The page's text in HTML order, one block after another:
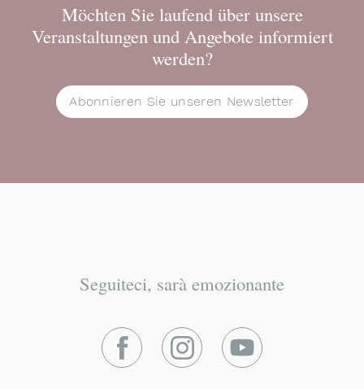
Möchten Sie laufend über unsere
Veranstaltungen und Angebote informiert
werden?
Abonnieren Sie unseren Newsletter
Seguiteci, sarà emozionante
Facebook Instagram